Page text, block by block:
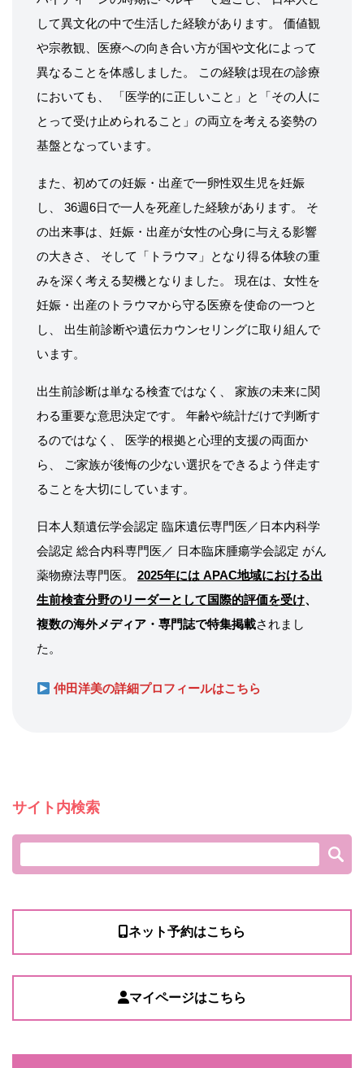
して異文化の中で生活した経験があります。 価値観
や宗教観、医療への向き合い方が国や文化によって
異なることを体感しました。 この経験は現在の診療
においても、 「医学的に正しいこと」と「その人に
とって受け止められること」の両立を考える姿勢の
基盤となっています。
また、初めての妊娠・出産で一卵性双生児を妊娠
し、 36週6日で一人を死産した経験があります。 そ
の出来事は、妊娠・出産が女性の心身に与える影響
の大きさ、 そして「トラウマ」となり得る体験の重
みを深く考える契機となりました。 現在は、女性を
妊娠・出産のトラウマから守る医療を使命の一つと
し、 出生前診断や遺伝カウンセリングに取り組んで
います。
出生前診断は単なる検査ではなく、 家族の未来に関
わる重要な意思決定です。 年齢や統計だけで判断す
るのではなく、 医学的根拠と心理的支援の両面か
ら、 ご家族が後悔の少ない選択をできるよう伴走す
ることを大切にしています。
日本人類遺伝学会認定 臨床遺伝専門医／日本内科学
会認定 総合内科専門医／ 日本臨床腫瘍学会認定 がん
薬物療法専門医。 2025年には APAC地域における出
生前検査分野のリーダーとして国際的評価を受け、
複数の海外メディア・専門誌で特集掲載されまし
た。
仲田洋美の詳細プロフィールはこちら
サイト内検索
ネット予約はこちら
マイページはこちら